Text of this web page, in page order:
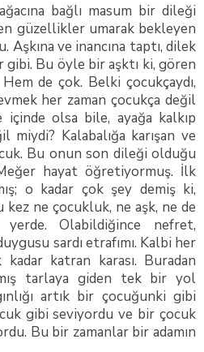
bağlı masum bir dileği
güzellikler umarak bekleyen
ve inancına taptı, dilek
gibi. Bu öyle bir aşktı ki, gören
Hem de çok. Belki çocukçaydı,
her zaman çocukça değil
olsa bile, ayağa kalkıp
miydi? Kalabalığa karışan ve
Bu onun son dileği olduğu
hayat öğretiyormuş. İlk
o kadar çok şey demiş ki,
kez ne çocukluk, ne aşk, ne de
Olabildiğince nefret,
sardı etrafımı. Kalbi her
kadar katran karası. Buradan
tarlaya giden tek bir yol
artık bir çocuğunki gibi
gibi seviyordu ve bir çocuk
Bu bir zamanlar bir adamın